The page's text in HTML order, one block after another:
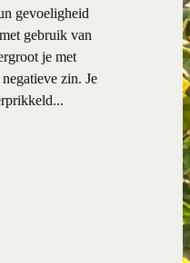
gevoeligheid
gebruik van
je met
zin. Je